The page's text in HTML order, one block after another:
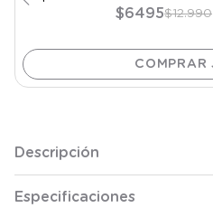
$6495$12.990
Descripción
Especificaciones